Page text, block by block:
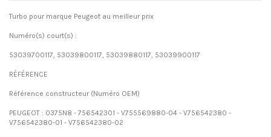
Turbo pour marque Peugeot au meilleur prix
Numéro(s) court(s) :
53039700117, 53039800117, 53039880117, 53039900117
RÉFÉRENCE
Référence constructeur (Numéro OEM)
PEUGEOT : 0375N8 - 756542301 - V755569880-04 - V756542380 -
V756542380-01 - V756542380-02